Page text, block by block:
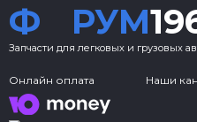
Ф РУМ
Запчасти для легковых и грузовых
Онлайн оплата Наши